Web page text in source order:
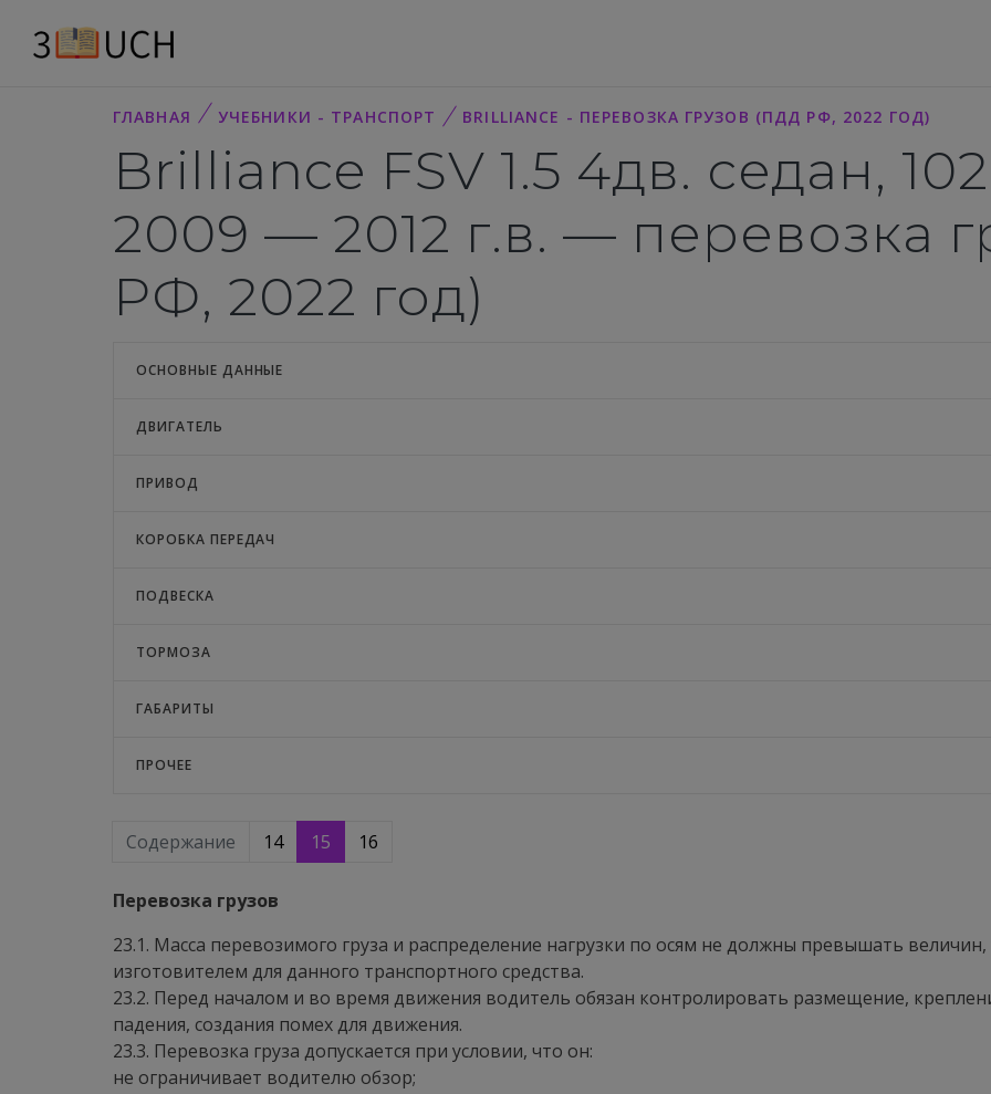
ГЛАВНАЯ УЧЕБНИКИ - ТРАНСПОРТ BRILLIANCE - ПЕРЕВОЗКА ГРУЗОВ (ПДД РФ, 2022 ГОД)
Brilliance FSV 1.5 4дв. седан,
2009 — 2012 г.в. — перевозка
РФ, 2022 год)
ОСНОВНЫЕ ДАННЫЕ
ДВИГАТЕЛЬ
ПРИВОД
КОРОБКА ПЕРЕДАЧ
ПОДВЕСКА
ТОРМОЗА
ГАБАРИТЫ
ПРОЧЕЕ
Содержание 14 15 16
Перевозка грузов
23.1. Масса перевозимого груза и распределение нагрузки по осям не должны превышать
изготовителем для данного транспортного средства.
23.2. Перед началом и во время движения водитель обязан контролировать размещение,
падения, создания помех для движения.
23.3. Перевозка груза допускается при условии, что он:
не ограничивает водителю обзор;